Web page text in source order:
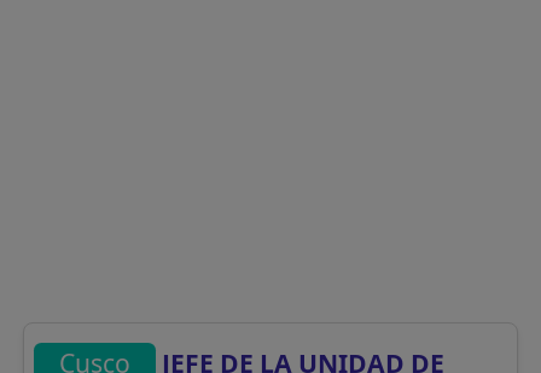
Cusco
JEFE DE LA UNIDAD DE